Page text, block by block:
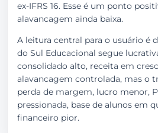
ex-IFRS 16. Esse é um ponto
alavancagem ainda baixa.
A leitura central para o usuário é
do Sul Educacional segue
consolidado alto, receita em
alavancagem controlada, mas o
perda de margem, lucro menor,
pressionada, base de alunos em
financeiro pior.